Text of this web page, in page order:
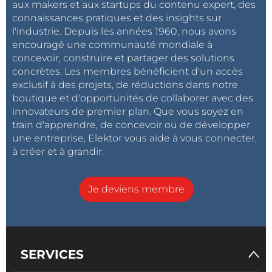
aux makers et aux startups du contenu expert, des
connaissances pratiques et des insights sur
l'industrie. Depuis les années 1960, nous avons
encouragé une communauté mondiale à
concevoir, construire et partager des solutions
concrètes. Les membres bénéficient d'un accès
exclusif à des projets, de réductions dans notre
boutique et d'opportunités de collaborer avec des
innovateurs de premier plan. Que vous soyez en
train d'apprendre, de concevoir ou de développer
une entreprise, Elektor vous aide à vous connecter,
à créer et à grandir.
Je deviens membre
SERVICES